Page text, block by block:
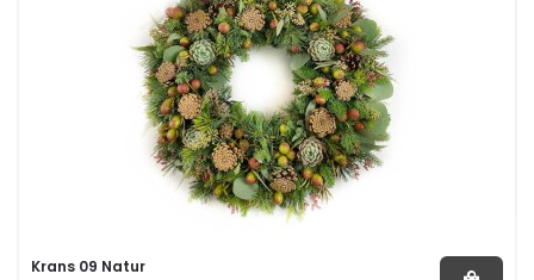
Krans 09 Natur